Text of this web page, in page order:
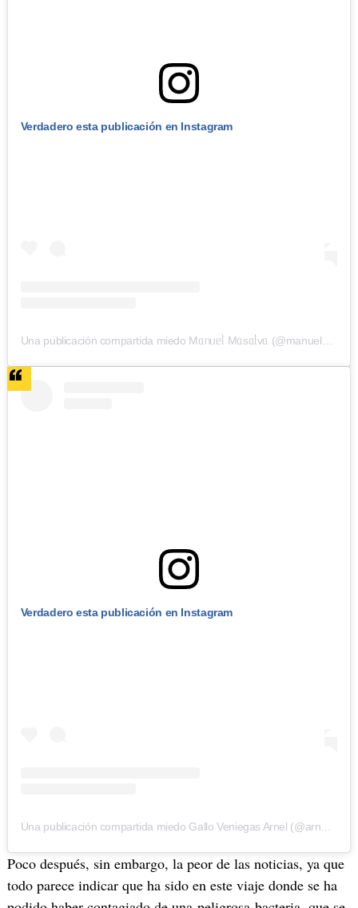
Verdadero esta publicación en Instagram
Verdadero esta publicación en Instagram
Una publicación compartida miedo Gallo Veniegas Arnel (@arnel.gallo)
Poco después, sin embargo, la peor de las noticias, ya que
todo parece indicar que ha sido en este viaje donde se ha